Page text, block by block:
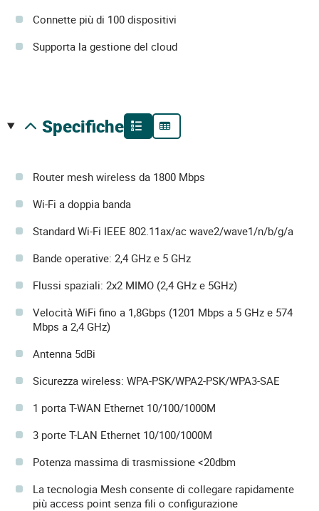
Connette più di 100 dispositivi
Supporta la gestione del cloud
specifiche
Router mesh wireless da 1800 Mbps
Wi-Fi a doppia banda
Standard Wi-Fi IEEE 802.11ax/ac wave2/wave1/n/b/g/a
Bande operative: 2,4 GHz e 5 GHz
Flussi spaziali: 2x2 MIMO (2,4 GHz e 5GHz)
Velocità WiFi fino a 1,8Gbps (1201 Mbps a 5 GHz e 574
Mbps a 2,4 GHz)
Antenna 5dBi
Sicurezza wireless: WPA-PSK/WPA2-PSK/WPA3-SAE
1 porta T-WAN Ethernet 10/100/1000M
3 porte T-LAN Ethernet 10/100/1000M
Potenza massima di trasmissione <20dbm
La tecnologia Mesh consente di collegare rapidamente
più access point senza fili o configurazione